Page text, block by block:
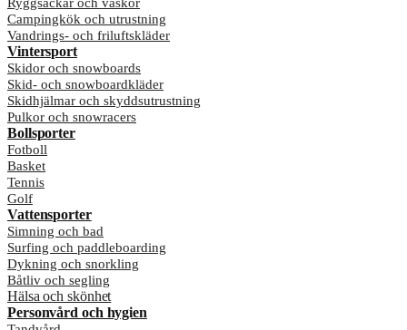
Campingkök och utrustning
Vandrings- och friluftskläder
Vintersport
Skidor och snowboards
Skid- och snowboardkläder
Skidhjälmar och skyddsutrustning
Pulkor och snowracers
Bollsporter
Fotboll
Basket
Tennis
Golf
Vattensporter
Simning och bad
Surfing och paddleboarding
Dykning och snorkling
Båtliv och segling
Hälsa och skönhet
Personvård och hygien